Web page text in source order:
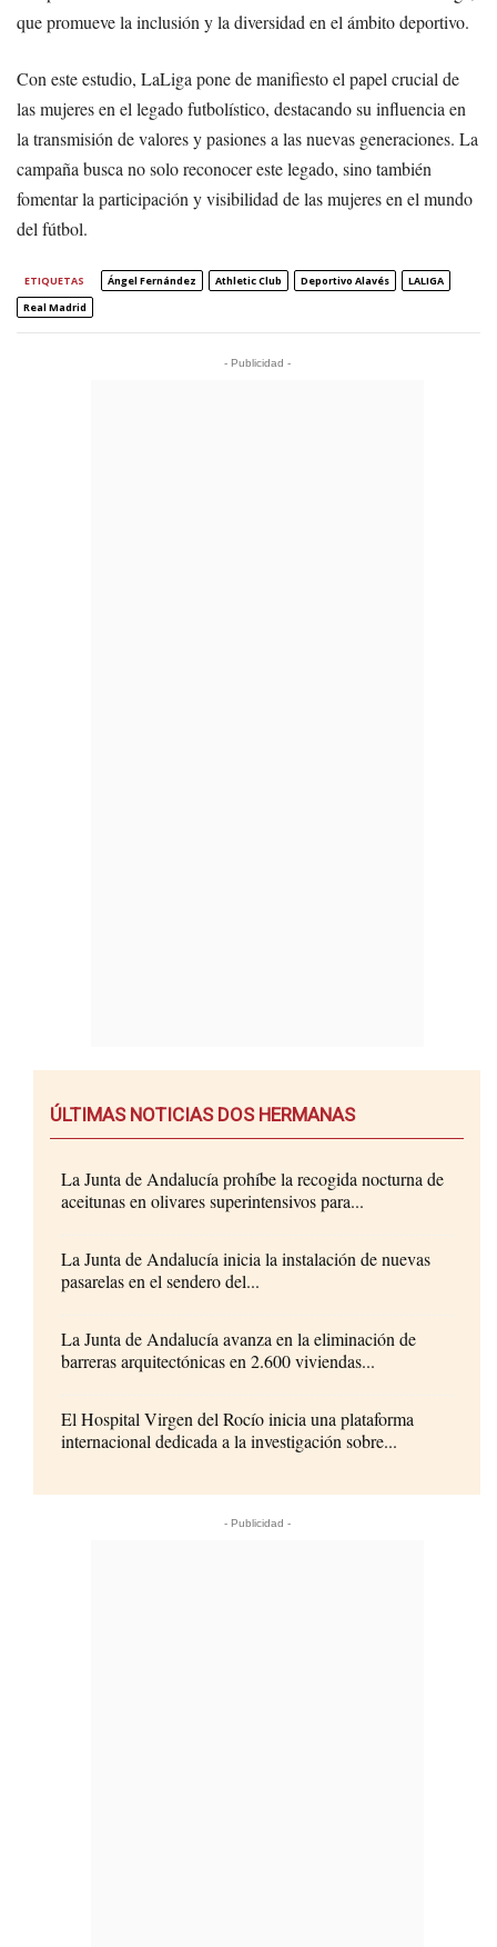
que promueve la inclusión y la diversidad en el ámbito deportivo.
Con este estudio, LaLiga pone de manifiesto el papel crucial de
las mujeres en el legado futbolístico, destacando su influencia en
la transmisión de valores y pasiones a las nuevas generaciones. La
campaña busca no solo reconocer este legado, sino también
fomentar la participación y visibilidad de las mujeres en el mundo
del fútbol.
ETIQUETAS Ángel Fernández Athletic Club Deportivo Alavés
LALIGA
Real Madrid
- Publicidad -
ÚLTIMAS NOTICIAS DOS HERMANAS
La Junta de Andalucía prohíbe la recogida nocturna de
aceitunas en olivares superintensivos para...
La Junta de Andalucía inicia la instalación de nuevas
pasarelas en el sendero del...
La Junta de Andalucía avanza en la eliminación de
barreras arquitectónicas en 2.600 viviendas...
El Hospital Virgen del Rocío inicia una plataforma
internacional dedicada a la investigación sobre...
- Publicidad -